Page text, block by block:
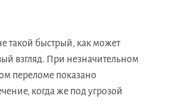
такой быстрый, как может
взгляд. При незначительном
переломе показано
когда же под угрозой